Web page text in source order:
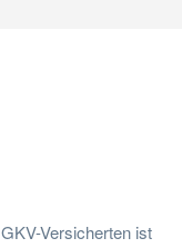
Versicherten ist